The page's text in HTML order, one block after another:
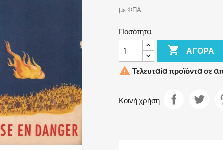
με ΦΠΑ
Ποσότητα
 ΑΓΟΡΆ
 Τελευταία προϊόντα σε
Κοινή χρήση